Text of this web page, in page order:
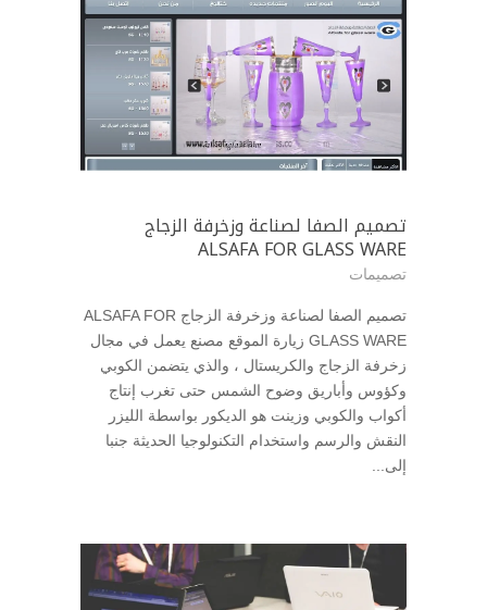
تصميم الصفا لصناعة وزخرفة الزجاج
ALSAFA FOR GLASS WARE
تصميمات
تصميم الصفا لصناعة وزخرفة الزجاج ALSAFA FOR
GLASS WARE زيارة الموقع مصنع يعمل في مجال
زخرفة الزجاج والكريستال ، والذي يتضمن الكوبي
وكؤوس وأباريق وضوح الشمس حتى تغرب إنتاج
أكواب والكوبي وزينت هو الديكور بواسطة الليزر
النقش والرسم واستخدام التكنولوجيا الحديثة جنبا
إلى...